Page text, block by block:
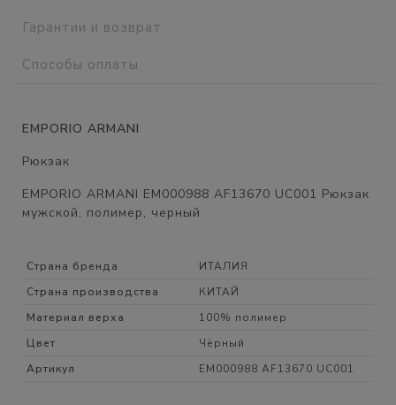
Гарантии и возврат
Способы оплаты
EMPORIO ARMANI
Рюкзак
EMPORIO ARMANI EM000988 AF13670 UC001 Рюкзак
мужской, полимер, черный
Страна бренда
ИТАЛИЯ
Страна производства
КИТАЙ
Материал верха
100% полимер
Цвет
Чёрный
Артикул
EM000988 AF13670 UC001